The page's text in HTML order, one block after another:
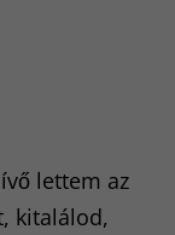
lettem az
kitalálod,